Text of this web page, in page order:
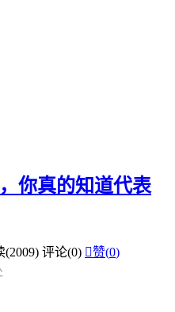
你真的知道代表
(2009) 评论(0) 赞(0)